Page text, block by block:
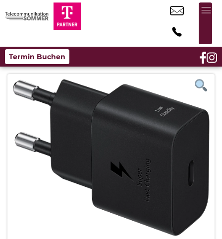
Termin Buchen